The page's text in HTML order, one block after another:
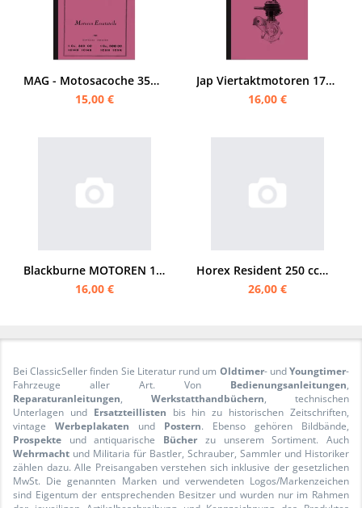
MAG - Motosacoche 350 500 ccm 1-Zylinder Ersatzteilliste
15,00 €
Jap Viertaktmotoren 175 200 250 300 350 500 600 680 750 1000 ccm Ersatzteilliste
16,00 €
Blackburne MOTOREN 1929 Ersatzteilliste (200 SV 300 SV 350 SV 500 SV 600 SV 350 OHV)
16,00 €
Horex Resident 250 ccm und 350 ccm Ersatzteilliste
26,00 €
Bei ClassicSeller finden Sie Literatur rund um Oldtimer- undYoungtimer-
Fahrzeuge aller Art. Von Bedienungsanleitungen,
Reparaturanleitungen, Werkstatthandbüchern, technischen
Unterlagen und Ersatzteillisten bis hin zu historischen Zeitschriften,
vintage Werbeplakaten und Postern. Ebenso gehören Bildbände,
Prospekte und antiquarische Bücher zu unserem Sortiment. Auch
Wehrmacht und Militaria für Bastler, Schrauber, Sammler und Historiker
zählen dazu. Alle Preisangaben verstehen sich inklusive der gesetzlichen
MwSt. Die genannten Marken und verwendeten Logos/Markenzeichen
sind Eigentum der entsprechenden Besitzer und wurden nur im Rahmen